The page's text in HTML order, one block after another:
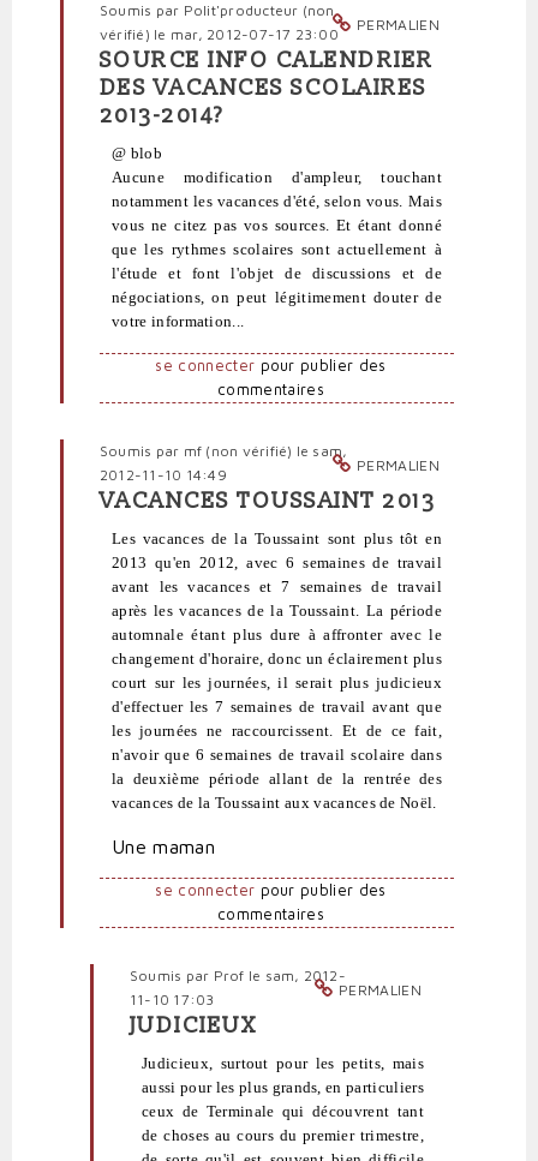
PERMALIEN
Soumis par Polit'producteur (non
vérifié) le mar, 2012-07-17 23:00
En
réponse
à
Congés
par
vérifié)
SOURCE INFO CALENDRIER
DES VACANCES SCOLAIRES
2013-2014?
@ blob
Aucune modification d'ampleur, touchant
notamment les vacances d'été, selon vous. Mais
vous ne citez pas vos sources. Et étant donné
que les rythmes scolaires sont actuellement à
l'étude et font l'objet de discussions et de
négociations, on peut légitimement douter de
votre information...
se connecter pour publier des
commentaires
PERMALIEN
Soumis par mf (non vérifié) le sam,
2012-11-10 14:49
En
réponse
Congés
par
blob
(non
vérifié)
VACANCES TOUSSAINT 2013
Les vacances de la Toussaint sont plus tôt en
2013 qu'en 2012, avec 6 semaines de travail
avant les vacances et 7 semaines de travail
après les vacances de la Toussaint. La période
automnale étant plus dure à affronter avec le
changement d'horaire, donc un éclairement plus
court sur les journées, il serait plus judicieux
d'effectuer les 7 semaines de travail avant que
les journées ne raccourcissent. Et de ce fait,
n'avoir que 6 semaines de travail scolaire dans
la deuxième période allant de la rentrée des
vacances de la Toussaint aux vacances de Noël.
Une maman
se connecter pour publier des
commentaires
PERMALIEN
Soumis par Prof le sam, 2012-
11-10 17:03
En
réponse
Vacances
Toussaint
JUDICIEUX
Judicieux, surtout pour les petits, mais
aussi pour les plus grands, en particuliers
ceux de Terminale qui découvrent tant
de choses au cours du premier trimestre,